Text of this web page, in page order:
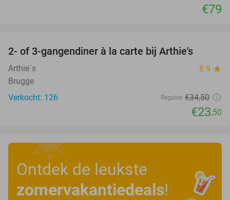
€79
2- of 3-gangendiner à la carte bij Arthie's
Arthie´s 8.9 star
Brugge
Verkocht: 126
Regulier €34,50
€23,50
Ontdek de leukste
zomervakantiedeals!